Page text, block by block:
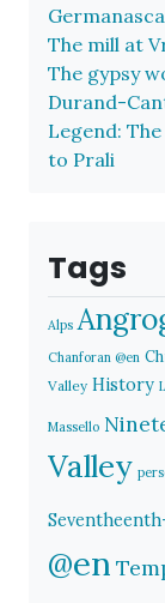
Germanasca
The mill at
The gypsy
Durand-
Legend:
to Prali
Tags
Alps
Chanforan @en
Valley History
Massello
Valley
@en